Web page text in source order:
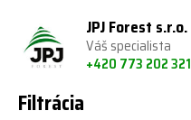
JPJ Forest s.r.o.
Váš specialista
+420 773 202 321
Filtrácia